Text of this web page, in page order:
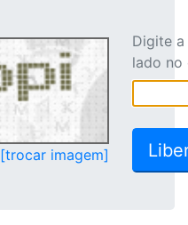
[trocar imagem]
Digite
lado no